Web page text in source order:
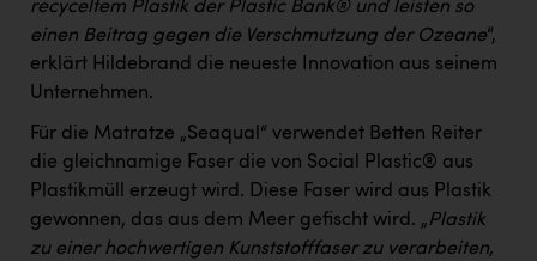
recyceltem Plastik der Plastic Bank® und leisten so
einen Beitrag gegen die Verschmutzung der Ozeane“,
erklärt Hildebrand die neueste Innovation aus seinem
Unternehmen.
Für die Matratze „Seaqual“ verwendet Betten Reiter
die gleichnamige Faser die von Social Plastic® aus
Plastikmüll erzeugt wird. Diese Faser wird aus Plastik
gewonnen, das aus dem Meer gefischt wird. „Plastik
zu einer hochwertigen Kunststofffaser zu verarbeiten,